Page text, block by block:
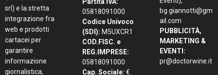
srl) e la stretta
integrazione fra
web e prodotti
cartacei per
garantire
informazione
giornalistica,
Partita IVA:
05818091000
Codice Univoco
(SDI): M5UXCR1
COD.FISC. e
REG.IMPRESE:
05818091000
Cap. Sociale: €.
bg.giannotti@gm
ail.com
PUBBLICITÀ,
MARKETING &
EVENTI:
pr@doctorwine.it